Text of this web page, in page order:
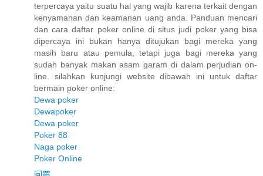
terpercaya yaitu suatu hal yang wajib karena terkait dengan
kenyamanan dan keamanan uang anda. Panduan mencari
dan cara daftar poker online di situs judi poker yang bisa
dipercaya ini bukan hanya ditujukan bagi mereka yang
masih baru atau pemula, tetapi juga bagi mereka yang
sudah banyak makan asam garam di dalam perjudian on-
line. silahkan kunjungi website dibawah ini untuk daftar
bermain poker online:
Dewa poker
Dewapoker
Dewa poker
Poker 88
Naga poker
Poker Online